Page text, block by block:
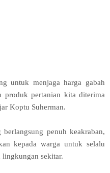
untuk menjaga harga gabah
produk pertanian kita diterima
Koptu Suherman.
penuh keakraban,
kepada warga untuk selalu
lingkungan sekitar.